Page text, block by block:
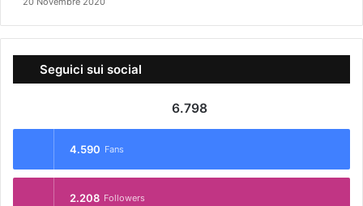
Seguici sui social
6.798
4.590 Fans
2.208 Followers